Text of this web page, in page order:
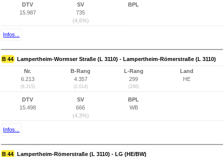
DTV
15.987
SV
735
(4,6%)
BPL
Infos...
B 44 Lampertheim-Wormser Straße (L 3110) - Lampertheim-Römerstraße (L 3110)
Nr.
6.213
(6.215)
B-Rang
4.357
(2.014)
L-Rang
299
(288)
Land
HE
DTV
15.498
SV
666
(4,3%)
BPL
WB
Infos...
B 44 Lampertheim-Römerstraße (L 3110) - LG (HE/BW)